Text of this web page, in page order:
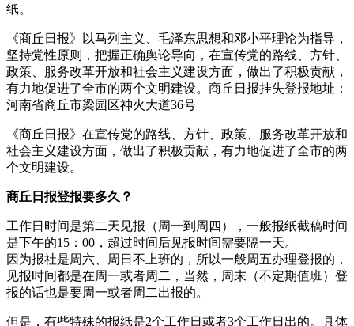
纸。
《商丘日报》以马列主义、毛泽东思想和邓小平理论为指导，
坚持党性原则，把握正确舆论导向，在宣传党的路线、方针、
政策、服务改革开放和社会主义建设方面，做出了积极贡献，
有力地促进了全市的两个文明建设。商丘日报挂失登报地址：
河南省商丘市梁园区神火大道36号
《商丘日报》在宣传党的路线、方针、政策、服务改革开放和
社会主义建设方面，做出了积极贡献，有力地促进了全市的两
个文明建设。
商丘日报登报要多久？
工作日时间是第二天见报（周一到周四），一般报纸截稿时间
是下午的15：00，超过时间后见报时间需要隔一天。
因为报社是周六、周日不上班的，所以一般周五办理登报的，
见报时间都是在周一或者周二，当然，周末（不定期值班）登
报的话也是要周一或者周二出报的。
但是，有些特殊的报纸是2个工作日或者3个工作日出的。具体